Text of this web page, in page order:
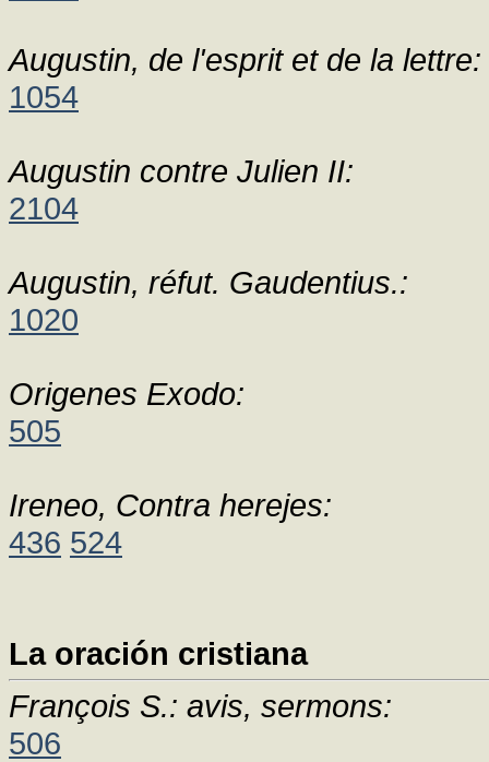
Augustin, de l'esprit et de la lettre:
1054
Augustin contre Julien II:
2104
Augustin, réfut. Gaudentius.:
1020
Origenes Exodo:
505
Ireneo, Contra herejes:
436 524
La oración cristiana
François S.: avis, sermons:
506